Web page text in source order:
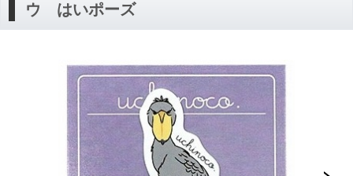
ウ はいポーズ